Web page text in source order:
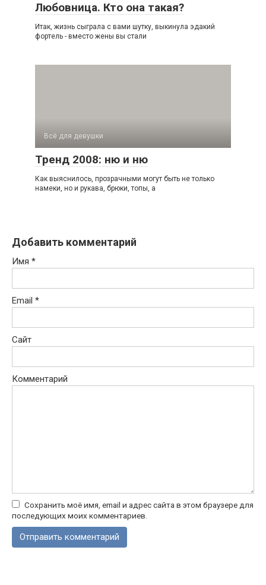
Любовница. Кто она такая?
Итак, жизнь сыграла с вами шутку, выкинула эдакий
фортель - вместо жены вы стали
Всё для девушки
Тренд 2008: ню и ню
Как выяснилось, прозрачными могут быть не только
намеки, но и рукава, брюки, топы, а
Добавить комментарий
Имя *
Email *
Сайт
Комментарий
Сохранить моё имя, email и адрес сайта в этом браузере для
последующих моих комментариев.